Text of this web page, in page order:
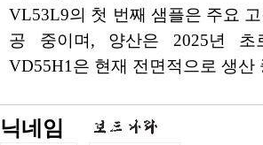
VL53L9의 첫 번째 샘플은 주요
공 중이며, 양산은 2025년 초
VD55H1은 현재 전면적으로 생산
닉네임